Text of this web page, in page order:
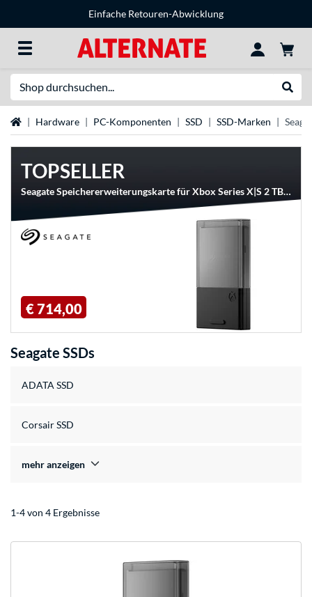
Einfache Retouren-Abwicklung
StartseiteHardware PC-Komponenten SSD SSD-Marken
TOPSELLER
Seagate Speichererweiterungskarte für Xbox Series X|S 2 TB, SSD
€ 714,00
Seagate SSDs
ADATA SSD
Corsair SSD
mehr anzeigen
1-4 von 4 Ergebnisse